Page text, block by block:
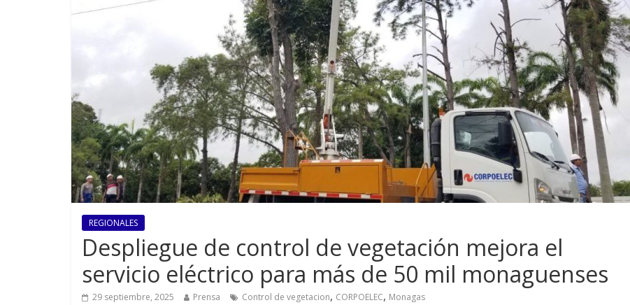
REGIONALES
Despliegue de control de vegetación mejora el
servicio eléctrico para más de 50 mil monaguenses
29 septiembre, 2025 Prensa Control de vegetacion, CORPOELEC, Monagas